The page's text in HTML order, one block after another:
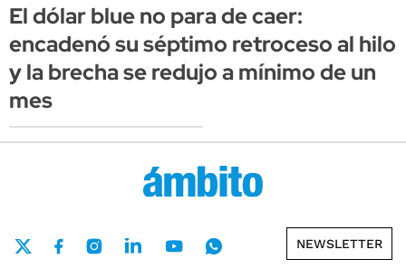
El dólar blue no para de caer:
encadenó su séptimo retroceso al hilo
y la brecha se redujo a mínimo de un
mes
NEWSLETTER